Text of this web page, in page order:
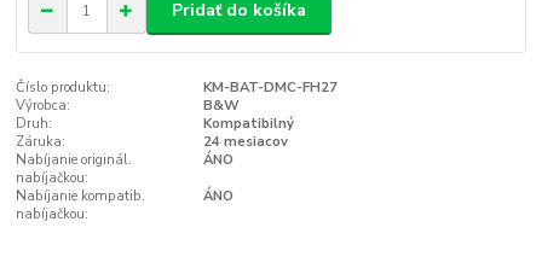
Pridať do košíka
Číslo produktu:
KM-BAT-DMC-FH27
Výrobca:
B&W
Druh:
Kompatibilný
Záruka:
24 mesiacov
Nabíjanie originál.
nabíjačkou:
ÁNO
Nabíjanie kompatib.
nabíjačkou:
ÁNO